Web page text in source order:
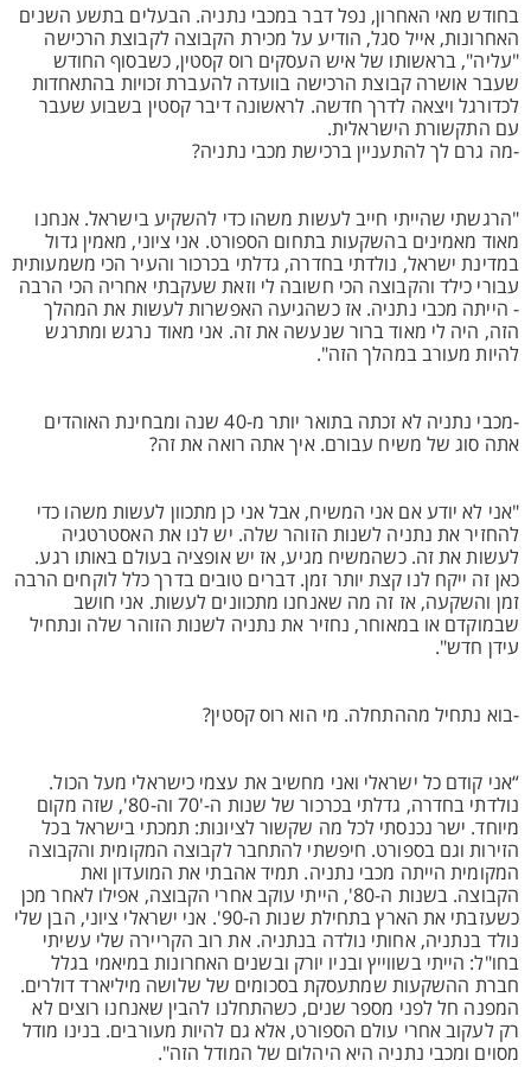
בחודש מאי האחרון, נפל דבר במכבי נתניה. הבעלים בתשע השנים
האחרונות, אייל סגל, הודיע על מכירת הקבוצה לקבוצת הרכישה
"עליה", בראשותו של איש העסקים רוס קסטין, כשבסוף החודש
שעבר אושרה קבוצת הרכישה בוועדה להעברת זכויות בהתאחדות
לכדורגל ויצאה לדרך חדשה. לראשונה דיבר קסטין בשבוע שעבר
עם התקשורת הישראלית.
-מה גרם לך להתעניין ברכישת מכבי נתניה?
"הרגשתי שהייתי חייב לעשות משהו כדי להשקיע בישראל. אנחנו
מאוד מאמינים בהשקעות בתחום הספורט. אני ציוני, מאמין גדול
במדינת ישראל, נולדתי בחדרה, גדלתי בכרכור והעיר הכי משמעותית
עבורי כילד והקבוצה הכי חשובה לי וזאת שעקבתי אחריה הכי הרבה
- הייתה מכבי נתניה. אז כשהגיעה האפשרות לעשות את המהלך
הזה, היה לי מאוד ברור שנעשה את זה. אני מאוד נרגש ומתרגש
להיות מעורב במהלך הזה".
-מכבי נתניה לא זכתה בתואר יותר מ-40 שנה ומבחינת האוהדים
אתה סוג של משיח עבורם. איך אתה רואה את זה?
"אני לא יודע אם אני המשיח, אבל אני כן מתכוון לעשות משהו כדי
להחזיר את נתניה לשנות הזוהר שלה. יש לנו את האסטרטגיה
לעשות את זה. כשהמשיח מגיע, אז יש אופציה בעולם באותו רגע.
כאן זה ייקח לנו קצת יותר זמן. דברים טובים בדרך כלל לוקחים הרבה
זמן והשקעה, אז זה מה שאנחנו מתכוונים לעשות. אני חושב
שבמוקדם או במאוחר, נחזיר את נתניה לשנות הזוהר שלה ונתחיל
עידן חדש".
-בוא נתחיל מההתחלה. מי הוא רוס קסטין?
“אני קודם כל ישראלי ואני מחשיב את עצמי כישראלי מעל הכול.
נולדתי בחדרה, גדלתי בכרכור של שנות ה-'70 וה-80', שזה מקום
מיוחד. ישר נכנסתי לכל מה שקשור לציונות: תמכתי בישראל בכל
הזירות וגם בספורט. חיפשתי להתחבר לקבוצה המקומית והקבוצה
המקומית הייתה מכבי נתניה. תמיד אהבתי את המועדון ואת
הקבוצה. בשנות ה-80', הייתי עוקב אחרי הקבוצה, אפילו לאחר מכן
כשעזבתי את הארץ בתחילת שנות ה-90'. אני ישראלי ציוני, הבן שלי
נולד בנתניה, אחותי נולדה בנתניה. את רוב הקריירה שלי עשיתי
בחו"ל: הייתי בשווייץ ובניו יורק ובשנים האחרונות במיאמי בגלל
חברת ההשקעות שמתעסקת בסכומים של שלושה מיליארד דולרים.
המפנה חל לפני מספר שנים, כשהתחלנו להבין שאנחנו רוצים לא
רק לעקוב אחרי עולם הספורט, אלא גם להיות מעורבים. בנינו מודל
מסוים ומכבי נתניה היא היהלום של המודל הזה".